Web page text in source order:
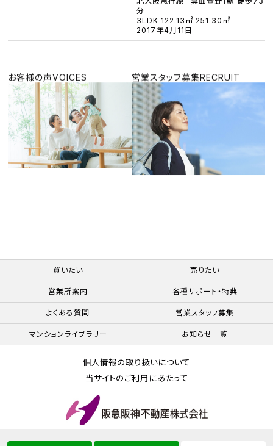
分
3LDK 122.13㎡ 251.30㎡
2017年4月11日
お客様の声VOICES 営業スタッフ募集RECRUIT
買いたい 売りたい
営業所案内 各種サポート・特典
よくある質問 営業スタッフ募集
マンションライブラリー お知らせ一覧
個人情報の取り扱いについて
当サイトのご利用にあたって